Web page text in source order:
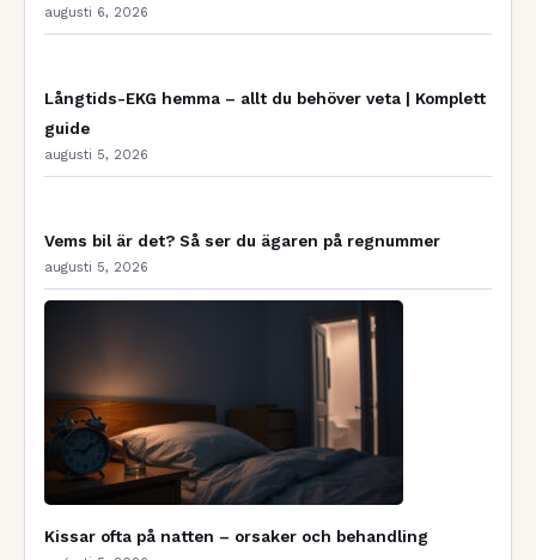
augusti 6, 2026
Långtids-EKG hemma – allt du behöver veta | Komplett
guide
augusti 5, 2026
Vems bil är det? Så ser du ägaren på regnummer
augusti 5, 2026
Kissar ofta på natten – orsaker och behandling